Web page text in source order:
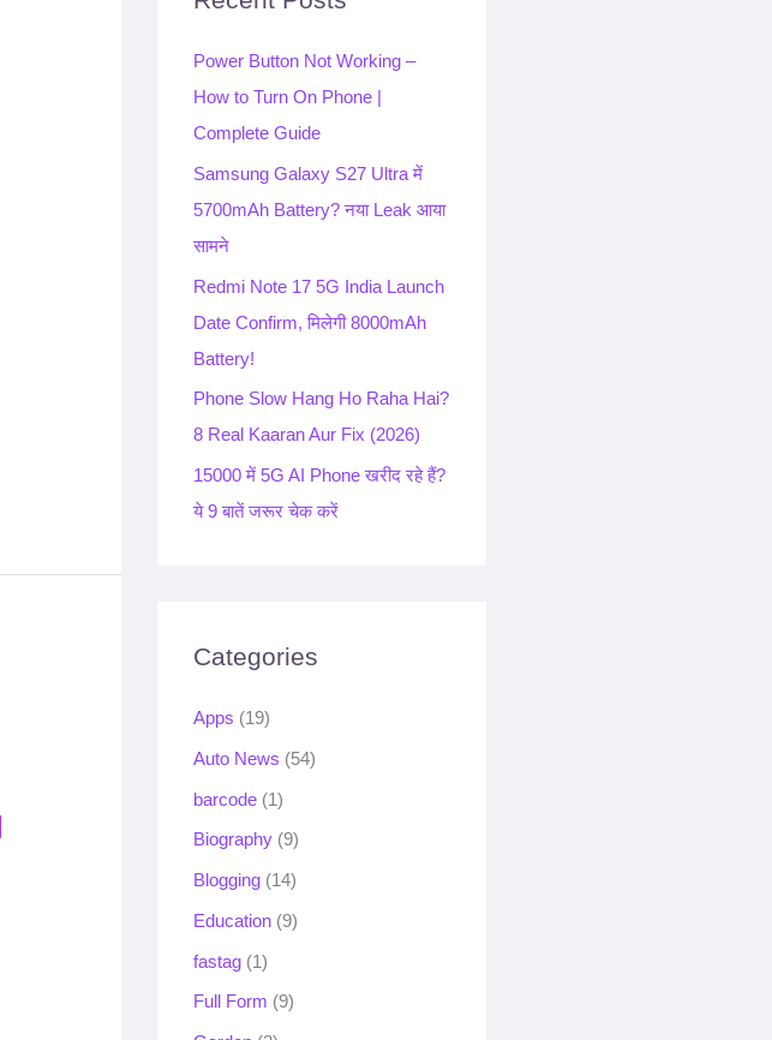
f
o
r
:
Power Button Not Working –
How to Turn On Phone |
Complete Guide
Samsung Galaxy S27 Ultra में
5700mAh Battery? नया Leak आया
सामने
Redmi Note 17 5G India Launch
Date Confirm, मिलेगी 8000mAh
Battery!
Phone Slow Hang Ho Raha Hai?
8 Real Kaaran Aur Fix (2026)
15000 में 5G AI Phone खरीद रहे हैं?
ये 9 बातें जरूर चेक करें
Categories
Apps (19)
Auto News (54)
barcode (1)
Biography (9)
Blogging (14)
Education (9)
fastag (1)
Full Form (9)